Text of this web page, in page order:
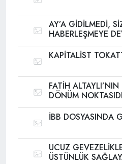
AY’A GİDİLMEDİ,
HABERLEŞMEYE
KAPİTALİST
FATİH
DÖNÜM
İBB DOSYASINDA
UCUZ
ÜSTÜNLÜK